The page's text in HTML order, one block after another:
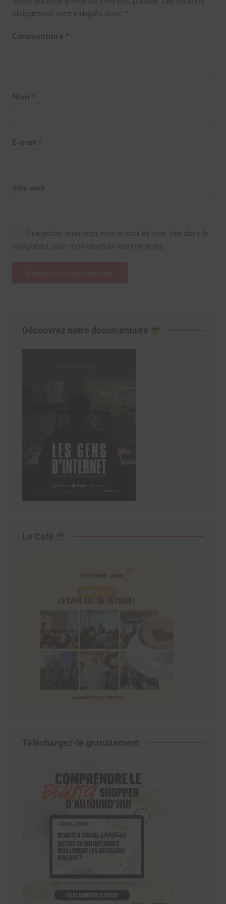
obligatoires sont indiqués avec *
Commentaire *
Nom *
E-mail *
Site web
Enregistrer mon nom, mon e-mail et mon site dans le
navigateur pour mon prochain commentaire.
Découvrez notre documentaire
Le Café
Téléchargez-le gratuitement